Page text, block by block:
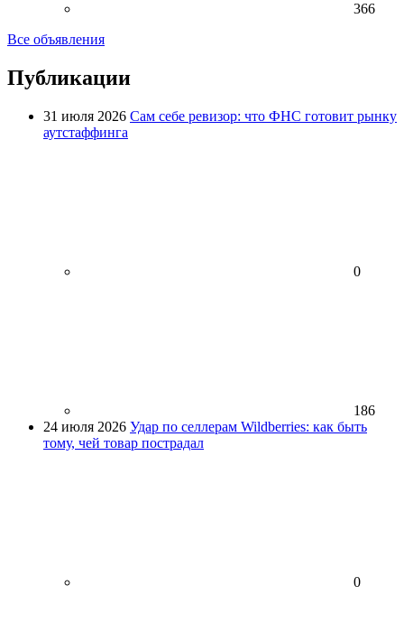
366
Все объявления
Публикации
31 июля 2026 Сам себе ревизор: что ФНС готовит рынку
аутстаффинга
0
186
24 июля 2026 Удар по селлерам Wildberries: как быть
тому, чей товар пострадал
0